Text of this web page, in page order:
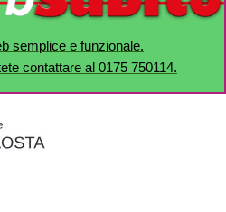
semplice e funzionale.
contattare al 0175 750114.